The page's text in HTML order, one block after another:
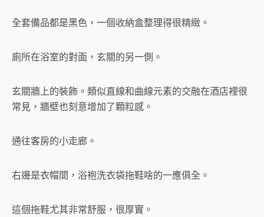
全套備品都是黑色，一個收納盒整理得很精緻。
廁所在浴室的對面，玄關的另一側。
玄關牆上的裝飾。類似直線和曲線元素的交融在酒店裡很
常見，牆壁也刻意增加了顆粒感。
通往客房的小走廊。
右邊是衣帽間，浴袍洗衣袋拖鞋啥的一應俱全。
這個拖鞋尤其非常舒服，很厚實。